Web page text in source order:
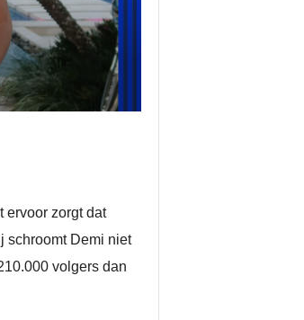
ervoor zorgt dat
schroomt Demi niet
volgers dan